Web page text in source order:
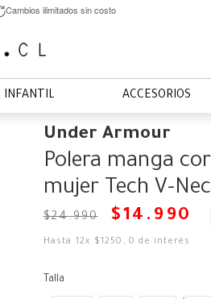
Cambios ilimitados sin costo
INFANTIL ACCESORIOS
Under Armour
Polera manga
mujer Tech V-
$24.990 $14 . 990
Hasta 12x $1250 ,0 de interés
Talla